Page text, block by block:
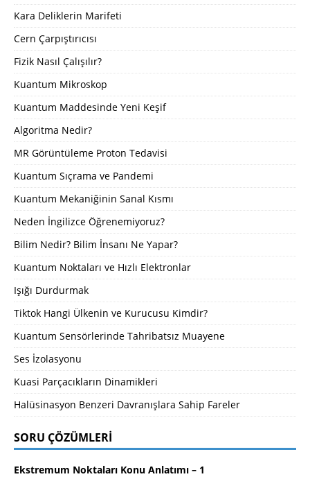
Kara Deliklerin Marifeti
Cern Çarpıştırıcısı
Fizik Nasıl Çalışılır?
Kuantum Mikroskop
Kuantum Maddesinde Yeni Keşif
Algoritma Nedir?
MR Görüntüleme Proton Tedavisi
Kuantum Sıçrama ve Pandemi
Kuantum Mekaniğinin Sanal Kısmı
Neden İngilizce Öğrenemiyoruz?
Bilim Nedir? Bilim İnsanı Ne Yapar?
Kuantum Noktaları ve Hızlı Elektronlar
Işığı Durdurmak
Tiktok Hangi Ülkenin ve Kurucusu Kimdir?
Kuantum Sensörlerinde Tahribatsız Muayene
Ses İzolasyonu
Kuasi Parçacıkların Dinamikleri
Halüsinasyon Benzeri Davranışlara Sahip Fareler
SORU ÇÖZÜMLERI
Ekstremum Noktaları Konu Anlatımı – 1